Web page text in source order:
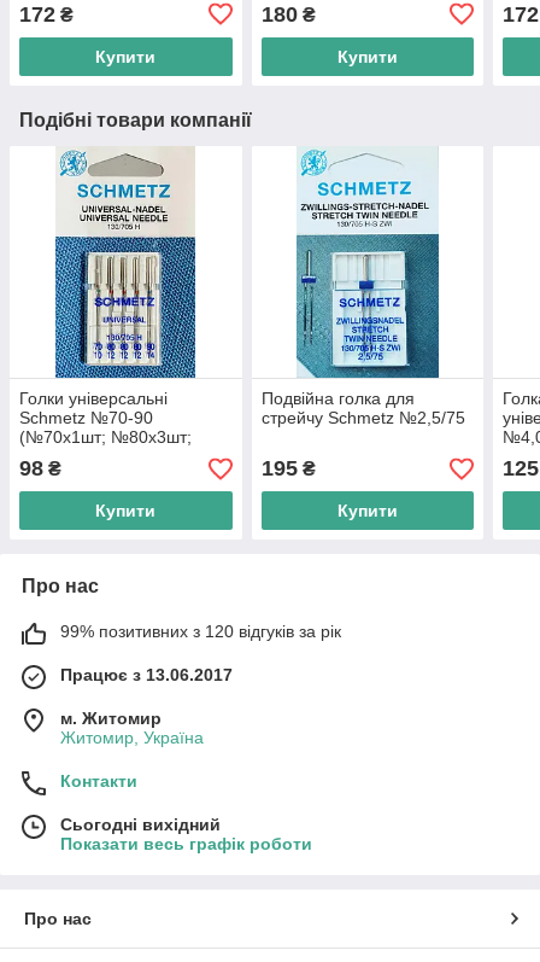
172 ₴
Купити
180₴
Купити
172
Подібні товари компанії
Голки універсальні
Schmetz №70-90
(№70х1шт; №80х3шт;
№90х1шт)
98 ₴
Купити
Подвійна голка для
стрейчу Schmetz №2,5/75
195₴
Купити
125
Про нас
99% позитивних з 120 відгуків за рік
Працює з 13.06.2017
м. Житомир
Житомир, Україна
Контакти
Сьогодні вихідний
Показати весь графік роботи
Про нас